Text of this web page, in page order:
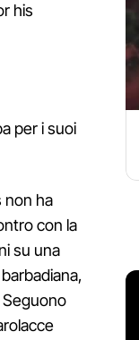
his
per i suoi
non ha
con la
su una